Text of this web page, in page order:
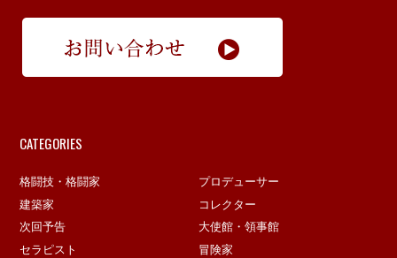
CATEGORIES
格闘技・格闘家
プロデューサー
建築家
コレクター
次回予告
大使館・領事館
セラピスト
冒険家